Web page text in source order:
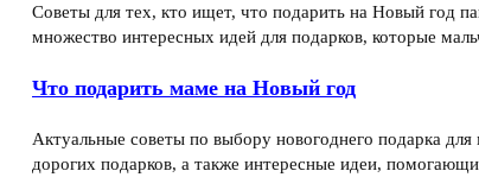
Советы для тех, кто ищет, что подарить на Новый год
множество интересных идей для подарков, которые
Что подарить маме на Новый год
Актуальные советы по выбору новогоднего подарка
дорогих подарков, а также интересные идеи,